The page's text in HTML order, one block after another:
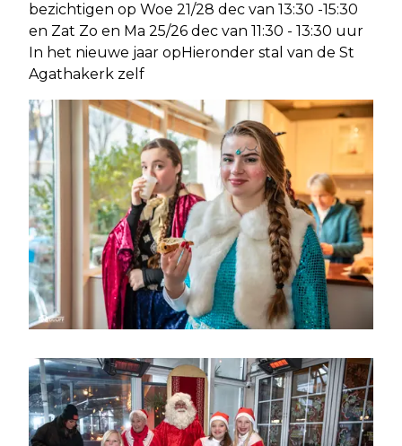
bezichtigen op Woe 21/28 dec van 13:30 -15:30
en Zat Zo en Ma 25/26 dec van 11:30 - 13:30 uur
In het nieuwe jaar opHieronder stal van de St
Agathakerk zelf